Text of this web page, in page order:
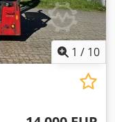
1 / 10